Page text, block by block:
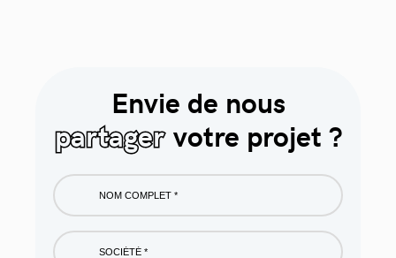
Envie de nous
partager votre projet ?
Nom
complet
*
Société
*